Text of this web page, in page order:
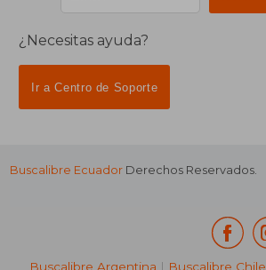
¿Necesitas ayuda?
Ir a Centro de Soporte
Buscalibre Ecuador Derechos Reservados.
Buscalibre Argentina | Buscalibre Chile